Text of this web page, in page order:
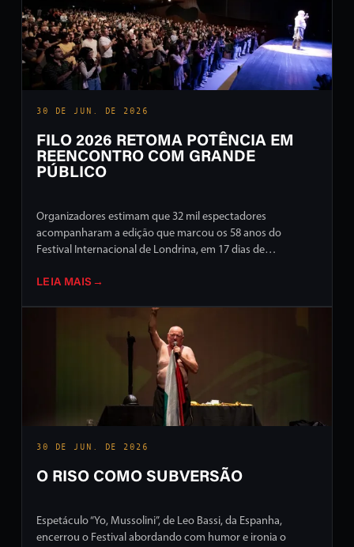
30 DE JUN. DE 2026
FILO 2026 RETOMA POTÊNCIA EM
REENCONTRO COM GRANDE
PÚBLICO
Organizadores estimam que 32 mil espectadores
acompanharam a edição que marcou os 58 anos do
Festival Internacional de Londrina, em 17 dias de
LEIA MAIS →
30 DE JUN. DE 2026
O RISO COMO SUBVERSÃO
Espetáculo “Yo, Mussolini”, de Leo Bassi, da Espanha,
encerrou o Festival abordando com humor e ironia o